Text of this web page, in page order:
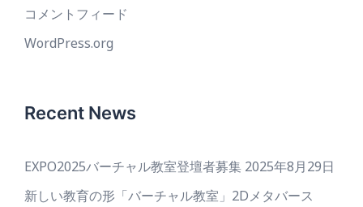
コメントフィード
WordPress.org
Recent News
EXPO2025バーチャル教室登壇者募集 2025年8月29日
新しい教育の形「バーチャル教室」2Dメタバース